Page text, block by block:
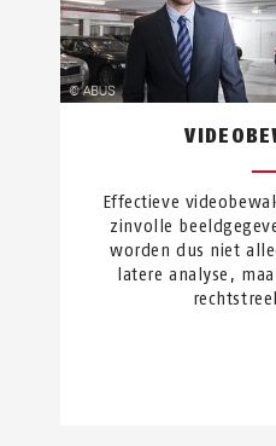
Effectieve
zinvolle
worden dus niet
latere analyse,